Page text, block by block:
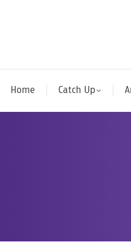
Home Catch Up